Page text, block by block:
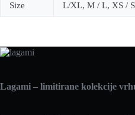
Size L/XL, M / L, XS / S
Lagami – limitirane kolekcije